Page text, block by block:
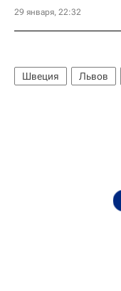
29 января, 22:32
Швеция Львов